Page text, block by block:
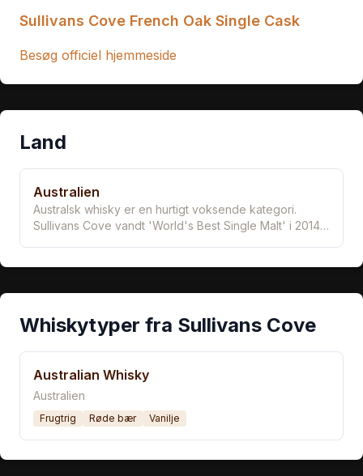
Sullivans Cove French Oak Single Cask
Besøg officiel hjemmeside
Land
Australien
Australsk whisky er en hurtigt voksende kategori.
Sullivans Cove vandt 'World's Best Single Malt' i 2014,
Whiskytyper fra Sullivans Cove
Australian Whisky
Australien
Frugtrig Røde bær Vanilje